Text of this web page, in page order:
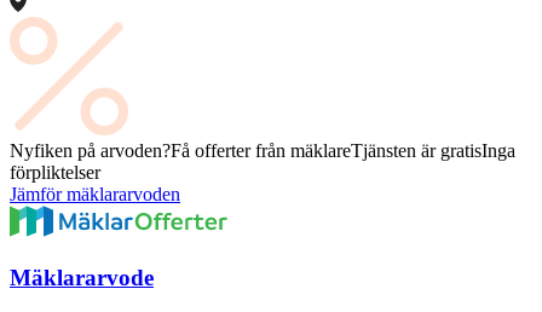
Nyfiken på arvoden?Få offerter från mäklareTjänsten är gratisInga
förpliktelser
Jämför mäklararvoden
Mäklararvode